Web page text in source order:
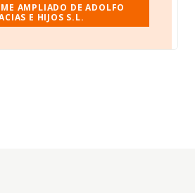
AMPLIADO DE ADOLFO
E HIJOS S.L.